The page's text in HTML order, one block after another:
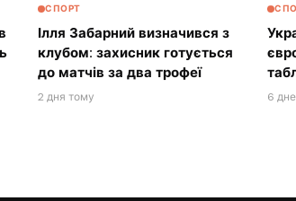
СПОРТ
Ілля Забарний визначився з
клубом: захисник готується
до матчів за два трофеї
2 дня тому 6